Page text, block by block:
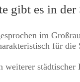
gibt es in der
im
für die
weiterer